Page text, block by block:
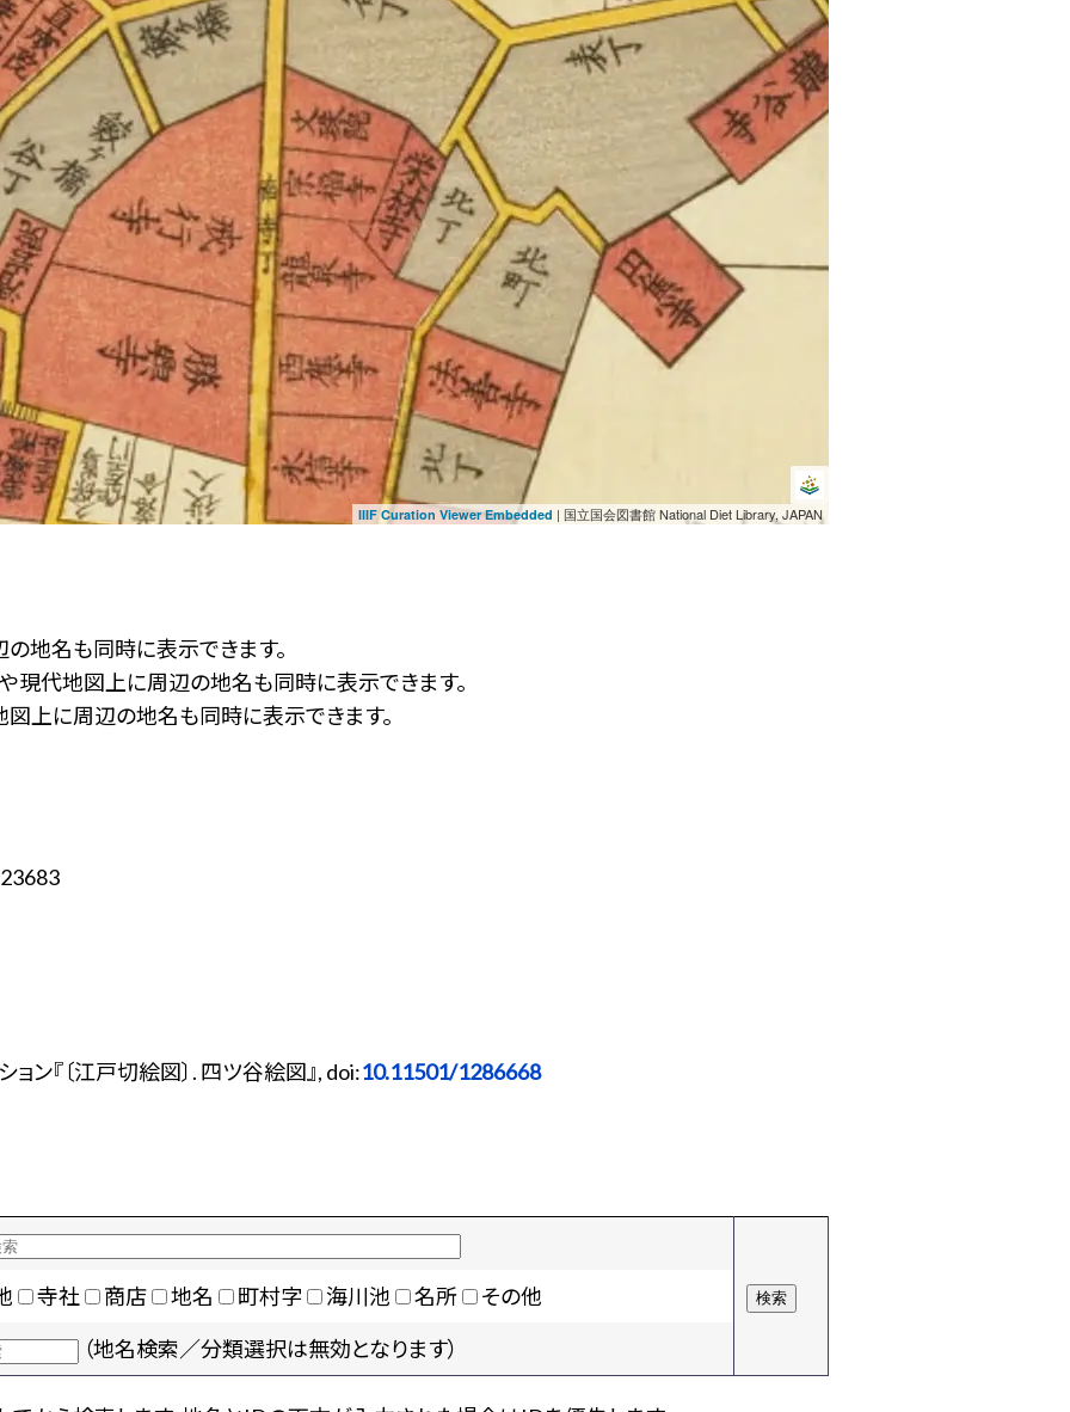
IIIF Curation Viewer Embedded | 国立国会図書館 National Diet Library, JAPAN
地名も同時に表示できます。
や現代地図上に周辺の地名も同時に表示できます。
図上に周辺の地名も同時に表示できます。
ン『〔江戸切絵図〕. 四ツ谷絵図』, doi:10.11501/1286668
寺社 商店 地名 町村字 海川池 名所
その他
（地名検索／分類選択は無効となります）